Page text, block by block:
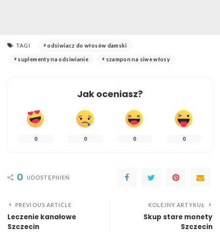
TAGI odsiwiacz do włosów damski
suplementy na odsiwianie szampon na siwe włosy
Jak oceniasz?
0 0 0 0
0 UDOSTĘPNIEŃ
PREVIOUS ARTICLE
Leczenie kanałowe
Szczecin
KOLEJNY ARTYKUŁ
Skup stare monety
Szczecin